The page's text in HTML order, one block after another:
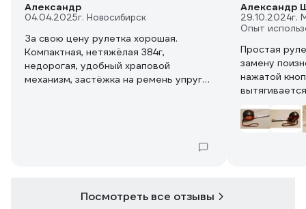
Александр
04.04.2025г. Новосибирск
За свою цену рулетка хорошая.
Компактная, нетяжёлая 384г,
недорогая, удобный храповой
механизм, застёжка на ремень упругая
перчаток можно порезать пальцы. С
Для бытовых нужд рулетка точно
Александр
29.10.2024г.
Опыт
Простая
замену
нажатой
отпускании
Посмотреть все отзывы